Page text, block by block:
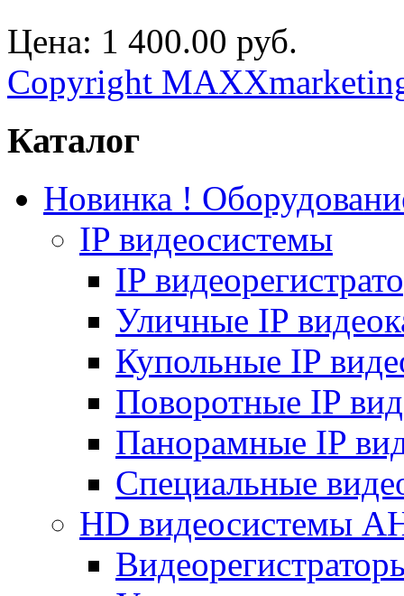
Цена: 1 400.00 руб.
Copyright
Каталог
Новинка !
IP видеосистемы
IP
Уличные IP
Купольные IP
Поворотные IP
Панорамные IP
Специальные
HD видеосистемы